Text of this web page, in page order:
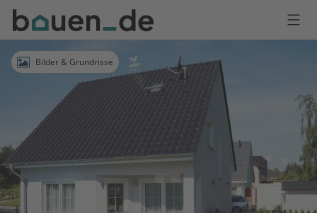
Bauen
Logo
AnmeldenBilder & Grundrisse